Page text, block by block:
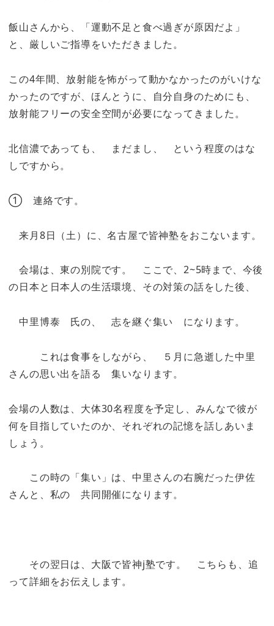
飯山さんから、「運動不足と食べ過ぎが原因だよ」
と、厳しいご指導をいただきました。
この4年間、放射能を怖がって動かなかったのがいけな
かったのですが、ほんとうに、自分自身のためにも、
放射能フリーの安全空間が必要になってきました。
北信濃であっても、 まだまし、 という程度のはな
しですから。
① 連絡です。
来月8日（土）に、名古屋で皆神塾をおこないます。
会場は、東の別院です。 ここで、2~5時まで、今後
の日本と日本人の生活環境、その対策の話をした後、
中里博泰 氏の、 志を継ぐ集い になります。
これは食事をしながら、 ５月に急逝した中里
さんの思い出を語る 集いなります。
会場の人数は、大体30名程度を予定し、みんなで彼が
何を目指していたのか、それぞれの記憶を話しあいま
しょう。
この時の「集い」は、中里さんの右腕だった伊佐
さんと、私の 共同開催になります。
その翌日は、大阪で皆神j塾です。 こちらも、追
って詳細をお伝えします。